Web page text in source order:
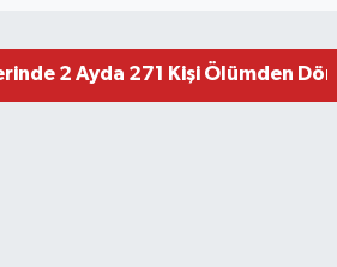
2 Ayda 271 Kişi Ölümden